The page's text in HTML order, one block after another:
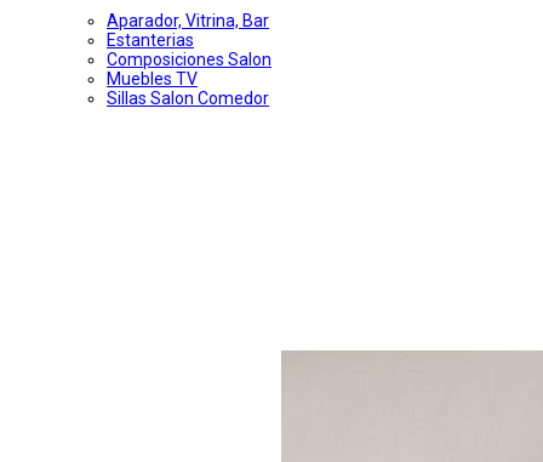
Aparador, Vitrina, Bar
Estanterias
Composiciones Salon
Muebles TV
Sillas Salon Comedor